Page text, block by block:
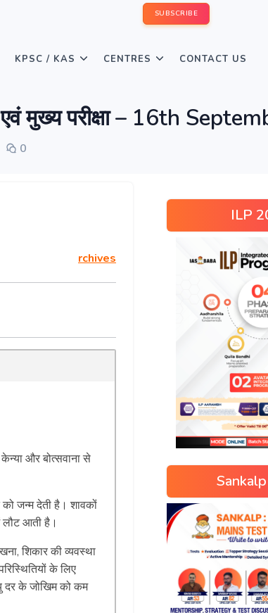
SUBSCRIBE
KPSC / KAS CENTRES CONTACT US
मुख्य परीक्षा – 16th
0
rchives
और बोत्सवाना से
जन्म देती है। शावकों
लौट आती है।
शिकार की व्यवस्था
के लिए
दर के जोखिम को कम
ILP